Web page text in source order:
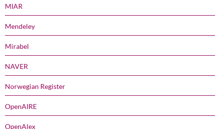
MIAR
Mendeley
Mirabel
NAVER
Norwegian Register
OpenAIRE
OpenAlex